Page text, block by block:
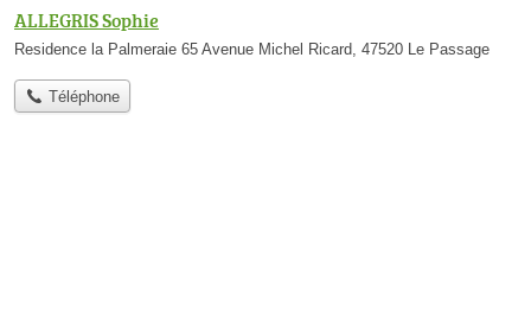
ALLEGRIS Sophie
Residence la Palmeraie 65 Avenue Michel Ricard, 47520 Le Passage
Téléphone